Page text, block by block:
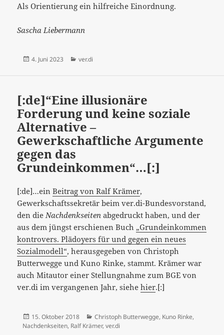
Als Orientierung ein hilfreiche Einordnung.
Sascha Liebermann
Veröffentlicht
4. Juni 2023 Kategorien
ver.di
[:de]“Eine illusionäre
Forderung und keine soziale
Alternative –
Gewerkschaftliche Argumente
gegen das
Grundeinkommen“…[:]
[:de]…einBeitrag von Ralf Krämer,
Gewerkschaftssekretär beim ver.di-Bundesvorstand,
den dieNachdenkseiten abgedruckt haben, und der
aus dem jüngst erschienen Buch „Grundeinkommen
kontrovers. Plädoyers für und gegen ein neues
Sozialmodell“, herausgegeben von Christoph
Butterwegge und Kuno Rinke, stammt. Krämer war
auch Mitautor einer Stellungnahme zum BGE von
ver.di im vergangenen Jahr, siehehier.[:]
Veröffentlicht
am
15. Oktober 2018 Kategorien
Christoph Butterwegge, Kuno Rinke,
Nachdenkseiten, Ralf Krämer, ver.di